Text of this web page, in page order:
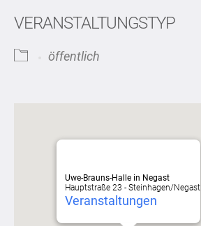
VERANSTALTUNGSTYP
öffentlich
Uwe-Brauns-Halle in Negast
Hauptstraße 23 - Steinhagen/Negast
Veranstaltungen